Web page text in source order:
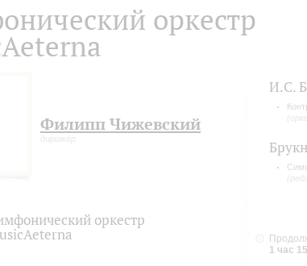
оркестр
Филипп Чижевский
дирижёр
оркестр
И.С.
1 час